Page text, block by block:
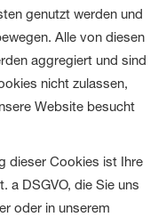
genutzt werden und
Alle von diesen
aggregiert und sind
nicht zulassen,
Website besucht
dieser Cookies ist Ihre
a DSGVO, die Sie uns
oder in unserem